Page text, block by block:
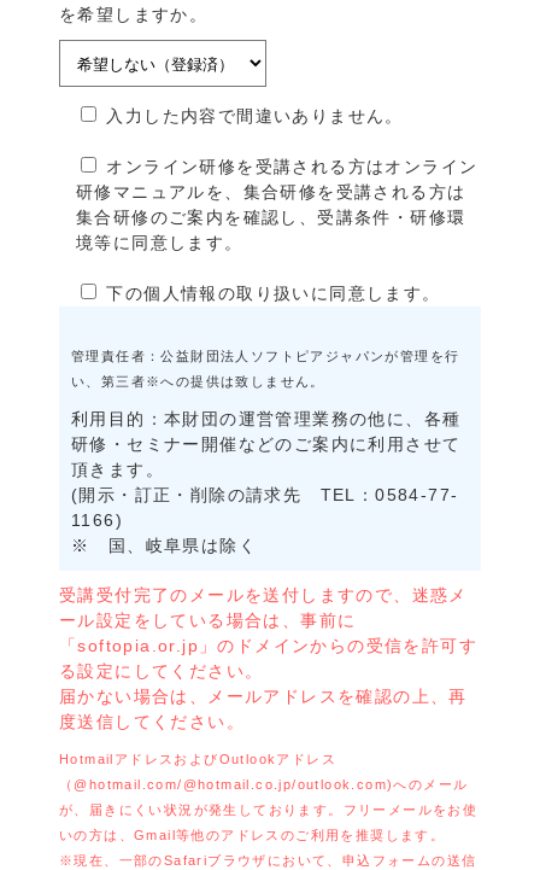
を希望しますか。
入力した内容で間違いありません。
オンライン研修を受講される方はオンライン
研修マニュアルを、集合研修を受講される方は
集合研修のご案内を確認し、受講条件・研修環
境等に同意します。
下の個人情報の取り扱いに同意します。
管理責任者：公益財団法人ソフトピアジャパンが管理を行
い、第三者※への提供は致しません。
利用目的：本財団の運営管理業務の他に、各種
研修・セミナー開催などのご案内に利用させて
頂きます。
(開示・訂正・削除の請求先 TEL：0584-77-
1166)
※ 国、岐阜県は除く
受講受付完了のメールを送付しますので、迷惑メ
ール設定をしている場合は、事前に
「softopia.or.jp」のドメインからの受信を許可す
る設定にしてください。
届かない場合は、メールアドレスを確認の上、再
度送信してください。
HotmailアドレスおよびOutlookアドレス
（@hotmail.com/@hotmail.co.jp/outlook.com)へのメール
が、届きにくい状況が発生しております。フリーメールをお使
いの方は、Gmail等他のアドレスのご利用を推奨します。
※現在、一部のSafariブラウザにおいて、申込フォームの送信